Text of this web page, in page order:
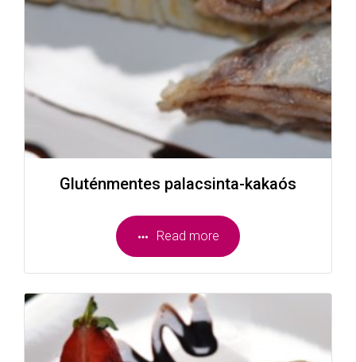
Gluténmentes palacsinta-kakaós
Read more